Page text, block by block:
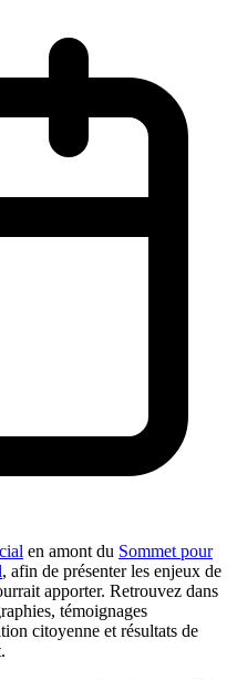
en amont du Sommet pour
, afin de présenter les enjeux de
apporter. Retrouvez dans
témoignages
citoyenne et résultats de